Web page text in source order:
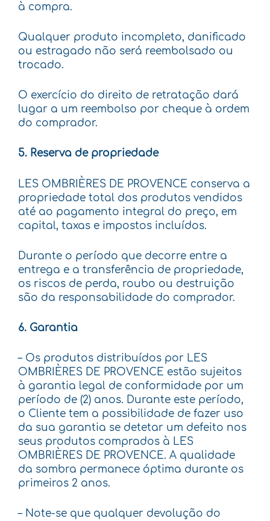
à compra.
Qualquer produto incompleto, danificado
ou estragado não será reembolsado ou
trocado.
O exercício do direito de retratação dará
lugar a um reembolso por cheque à ordem
do comprador.
5. Reserva de propriedade
LES OMBRIÈRES DE PROVENCE conserva a
propriedade total dos produtos vendidos
até ao pagamento integral do preço, em
capital, taxas e impostos incluídos.
Durante o período que decorre entre a
entrega e a transferência de propriedade,
os riscos de perda, roubo ou destruição
são da responsabilidade do comprador.
6. Garantia
– Os produtos distribuídos por LES
OMBRIÈRES DE PROVENCE estão sujeitos
à garantia legal de conformidade por um
período de (2) anos. Durante este período,
o Cliente tem a possibilidade de fazer uso
da sua garantia se detetar um defeito nos
seus produtos comprados à LES
OMBRIÈRES DE PROVENCE. A qualidade
da sombra permanece óptima durante os
primeiros 2 anos.
– Note-se que qualquer devolução do